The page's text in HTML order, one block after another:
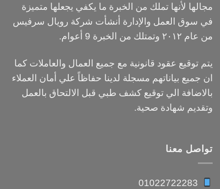
مجالها لأنها تملك من الخبرة ما يكفي يجعلها متميزة
في سوق العمل والإدارة أنشأت شركة رويال سرفيس
من عام ٢٠١٢ وتمتلك من الخبرة 9 أعوام.
يتم توقيع عقود قانونية مع جميع العمال والعاملات كما
ان جميع بياناتهم مسجلة لدينا حفاظاً علي أمان العملاء
بالاضافة الي توقيع كشف طبي قبل الالتحاق بالعمل
وتقديم شهادة صحية.
تواصل معنا
01022722283